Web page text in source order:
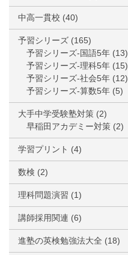
中高一貫校 (40)
予習シリーズ (165)
予習シリーズ-国語5年 (13)
予習シリーズ-理科5年 (15)
予習シリーズ-社会5年 (12)
予習シリーズ-算数5年 (5)
大手中学受験塾対策 (2)
早稲田アカデミー対策 (2)
学習プリント (4)
数検 (2)
理科問題演習 (1)
講師採用関連 (6)
進塾の英検勉強法大全 (18)